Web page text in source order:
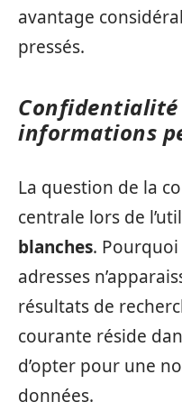
avantage
pressés.
Confidentialité
informations
La question de la
centrale lors de
blanches.
adresses
résultats de
courante réside
d’opter pour une
données.